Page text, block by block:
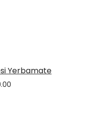
Yerbamate